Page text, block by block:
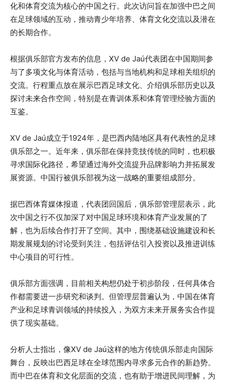
化和体育交流为核心的中国之行。此次访问旨在加强中巴之间
在足球领域的互动，推动青少年培养、体育文化交流以及潜在
的长期合作。
根据俱乐部官方发布的信息，XV de Jaú代表团在中国期间参
与了多项文化与体育活动，包括与当地机构和足球相关组织的
交流。行程重点放在展示巴西足球文化、介绍俱乐部历史以及
探讨未来合作空间，特别是在青训体系和体育管理经验方面的
互鉴。
XV de Jaú成立于1924年，是巴西内陆地区具有代表性的足球
俱乐部之一。近年来，俱乐部在保持竞技传统的同时，也积极
寻求国际化路径，希望通过海外交流提升品牌影响力并拓展发
展资源。中国行被俱乐部视为这一战略的重要组成部分。
据巴西体育媒体报道，代表团回国后，俱乐部管理层表示，此
次中国之行不仅加深了对中国足球环境和体育产业发展的了
解，也为后续合作打开了空间。其中，围绕基础设施建设和长
期发展规划的讨论受到关注，包括评估引入投资以及推进训练
中心项目的可行性。
俱乐部方面强调，目前相关构想仍处于初步阶段，任何具体合
作都需要进一步研究和谈判。但管理层普遍认为，中国在体育
产业和足球青训领域的持续投入，为双方未来开展务实合作提
供了现实基础。
分析人士指出，像XV de Jaú这样的地方传统俱乐部走向国际
舞台，反映出巴西足球在全球范围内寻求多元合作的新趋势。
而中巴在体育和文化层面的交流，也有助于增进民间理解，为